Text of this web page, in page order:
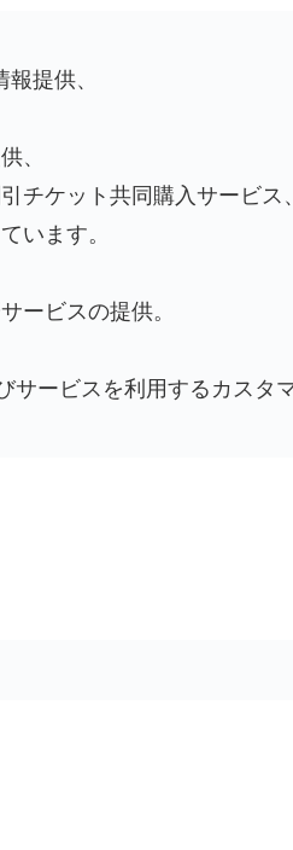
提供、
、
チケット共同購入サービス
います。
ービスの提供。
サービスを利用するカスタ